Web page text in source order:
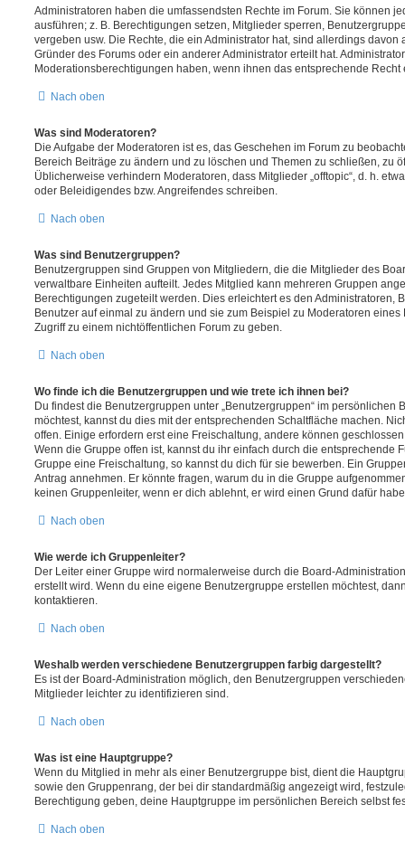
Administratoren haben die umfassendsten Rechte im Forum. Sie können
ausführen; z. B. Berechtigungen setzen, Mitglieder sperren,
vergeben usw. Die Rechte, die ein Administrator hat, sind allerdings
Gründer des Forums oder ein anderer Administrator erteilt hat.
Moderationsberechtigungen haben, wenn ihnen das entsprechende Recht
Nach oben
Was sind Moderatoren?
Die Aufgabe der Moderatoren ist es, das Geschehen im Forum zu
Bereich Beiträge zu ändern und zu löschen und Themen zu schließen, zu
Üblicherweise verhindern Moderatoren, dass Mitglieder „offtopic“, d. h.
oder Beleidigendes bzw. Angreifendes schreiben.
Nach oben
Was sind Benutzergruppen?
Benutzergruppen sind Gruppen von Mitgliedern, die die Mitglieder des
verwaltbare Einheiten aufteilt. Jedes Mitglied kann mehreren Gruppen
Berechtigungen zugeteilt werden. Dies erleichtert es den Administratoren,
Benutzer auf einmal zu ändern und sie zum Beispiel zu Moderatoren
Zugriff zu einem nichtöffentlichen Forum zu geben.
Nach oben
Wo finde ich die Benutzergruppen und wie trete ich ihnen bei?
Du findest die Benutzergruppen unter „Benutzergruppen“ im persönlichen
möchtest, kannst du dies mit der entsprechenden Schaltfläche machen.
offen. Einige erfordern erst eine Freischaltung, andere können
Wenn die Gruppe offen ist, kannst du ihr einfach durch die entsprechende
Gruppe eine Freischaltung, so kannst du dich für sie bewerben. Ein
Antrag annehmen. Er könnte fragen, warum du in die Gruppe
keinen Gruppenleiter, wenn er dich ablehnt, er wird einen Grund dafür
Nach oben
Wie werde ich Gruppenleiter?
Der Leiter einer Gruppe wird normalerweise durch die Board-
erstellt wird. Wenn du eine eigene Benutzergruppe erstellen möchtest,
kontaktieren.
Nach oben
Weshalb werden verschiedene Benutzergruppen farbig dargestellt?
Es ist der Board-Administration möglich, den Benutzergruppen
Mitglieder leichter zu identifizieren sind.
Nach oben
Was ist eine Hauptgruppe?
Wenn du Mitglied in mehr als einer Benutzergruppe bist, dient die
sowie den Gruppenrang, der bei dir standardmäßig angezeigt wird,
Berechtigung geben, deine Hauptgruppe im persönlichen Bereich selbst
Nach oben